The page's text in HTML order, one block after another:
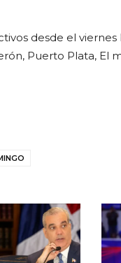
desde el
Puerto Plata, El